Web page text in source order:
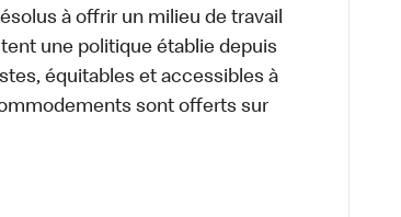
à offrir un milieu de travail
une politique établie depuis
équitables et accessibles à
sont offerts sur